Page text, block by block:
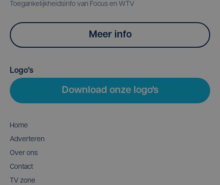
Toegankelijkheidsinfo van Focus en WTV
Meer info
Logo's
Download onze logo's
Home
Adverteren
Over ons
Contact
TV zone